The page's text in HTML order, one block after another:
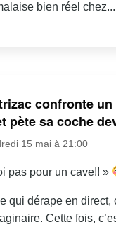
bien réel chez...
confronte
pète sa coche
15 mai à 21:00
pas pour un cave!! »
qui dérape en direct,
Cette fois,